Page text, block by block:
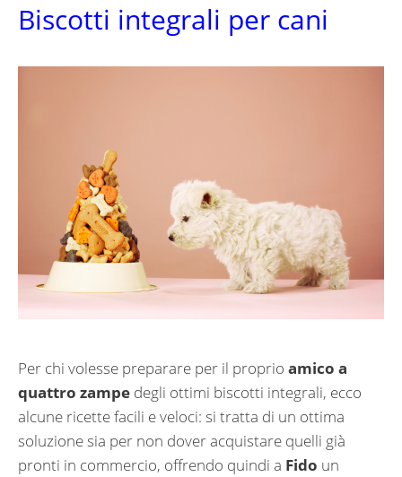
Biscotti integrali per cani
Per chi volesse preparare per il proprio amico a
quattro zampe degli ottimi biscotti integrali, ecco
alcune ricette facili e veloci: si tratta di un ottima
soluzione sia per non dover acquistare quelli già
pronti in commercio, offrendo quindi a Fido un